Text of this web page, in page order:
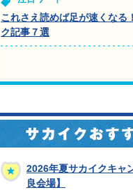
これさえ読めば足が速くなる
ク記事７選
2026年夏サカイクキャ
良会場】